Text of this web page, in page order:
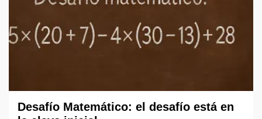
Desafío Matemático: el desafío está en